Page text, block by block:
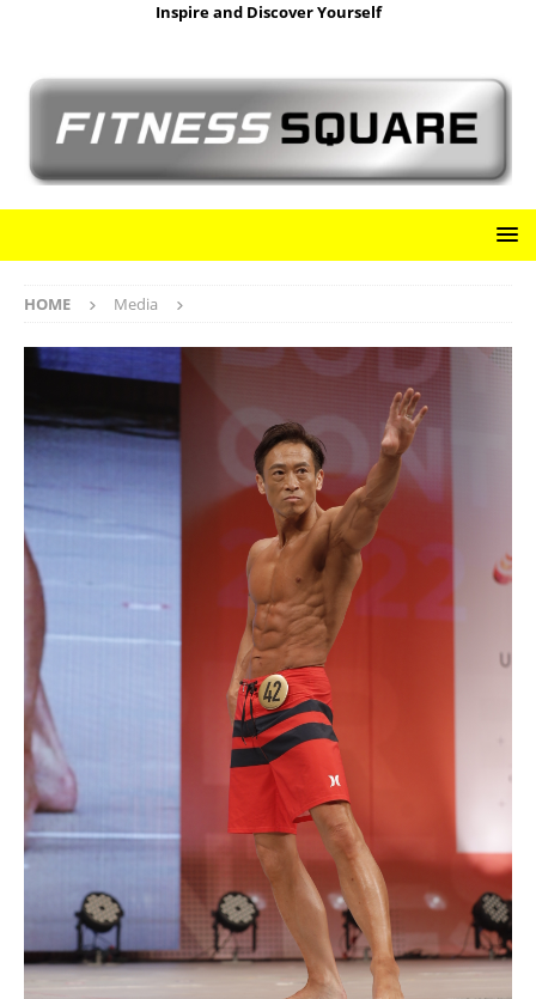
Inspire and Discover Yourself
HOME Media